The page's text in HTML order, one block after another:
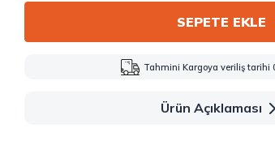
SEPETE EKLE
Tahmini Kargoya veriliş tarihi
Ürün Açıklaması